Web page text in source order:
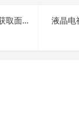
如何利用AI写作助手提高求职简历质量，快速获取面试机会！
液晶电